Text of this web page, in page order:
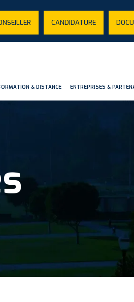
CANDIDATURE
& DISTANCE ENTREPRISES &